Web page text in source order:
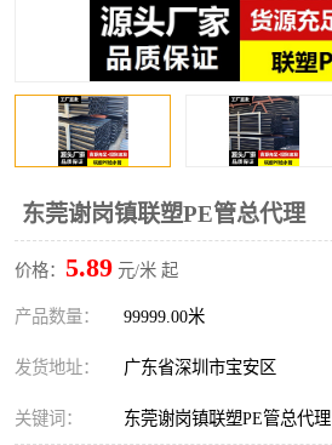
东莞谢岗镇联塑PE管总代理
价格： 5.89 元/米 起
产品数量： 99999.00米
发货地址： 广东省深圳市宝安区
关键词： 东莞谢岗镇联塑PE管总代理